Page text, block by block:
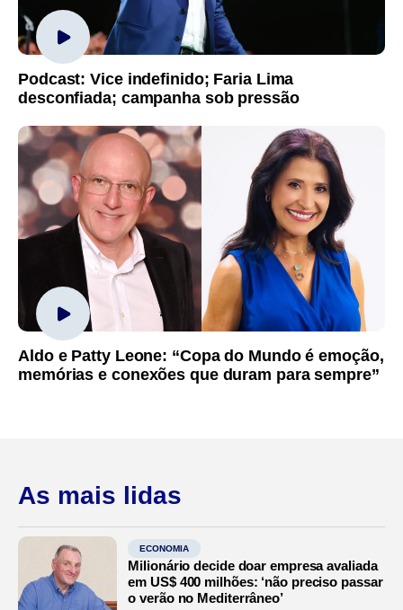
Podcast: Vice indefinido; Faria Lima
desconfiada; campanha sob pressão
Aldo e Patty Leone: “Copa do Mundo é emoção,
memórias e conexões que duram para sempre”
As mais lidas
ECONOMIA
Milionário decide doar empresa avaliada
em US$ 400 milhões: ‘não preciso passar
o verão no Mediterrâneo’